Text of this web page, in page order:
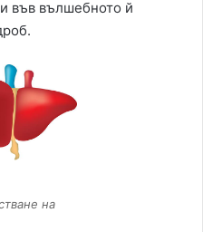
във вълшебното й
на